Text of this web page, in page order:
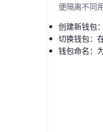
便隔离不同
创建新钱包
切换钱包：
钱包命名：